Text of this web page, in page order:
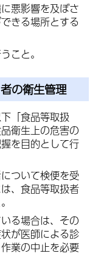
悪影響を及ぼさ
きる場所とする
こと。
の衛生管理
「食品等取扱
衛生上の危害の
を目的として行
ついて検便を受
、食品等取扱者
る場合は、その
が医師による診
業の中止を必要